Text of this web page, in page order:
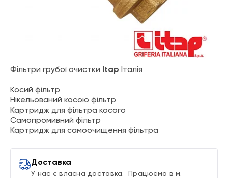
Itap Фільтри грубої очистки
Фільтри грубої очистки Itap Італія
Косий фільтр
Нікельований косою фільтр
Картридж для фільтра косого
Самопромивний фільтр
Картридж для самоочищення фільтра
Доставка
У нас є власна доставка. Працюємо в м.